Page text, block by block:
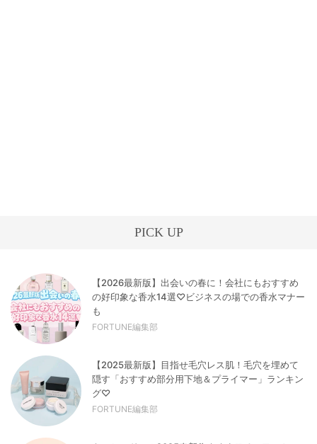
PICK UP
【2026最新版】出会いの春に！会社にもおすすめ
の好印象な香水14選♡ビジネスの場での香水マナー
も
FORTUNE編集部
【2025最新版】目指せ毛穴レス肌！毛穴を埋めて
隠す「おすすめ部分用下地＆プライマー」ランキン
グ♡
FORTUNE編集部